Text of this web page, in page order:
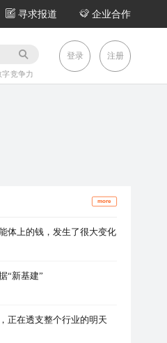
寻求报道 企业合作
字竞争力
登录 注册
more
体上的钱，发生了很大变化
“新基建”
正在透支整个行业的明天